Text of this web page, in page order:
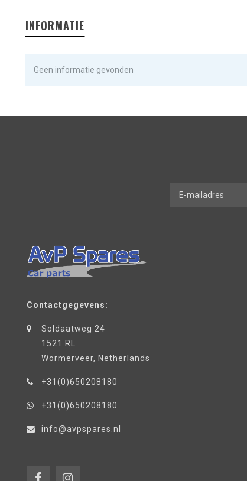
INFORMATIE
Geen informatie gevonden
Contactgegevens:
Soldaatweg 24
1521 RL
Wormerveer, Netherlands
+31(0)650208180
+31(0)650208180
info@avpspares.nl